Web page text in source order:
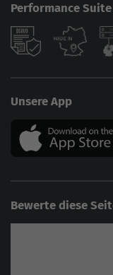
Performance Suite
Unsere App
Bewerte diese